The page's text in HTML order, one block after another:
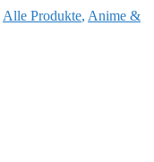
Alle Produkte, Anime &